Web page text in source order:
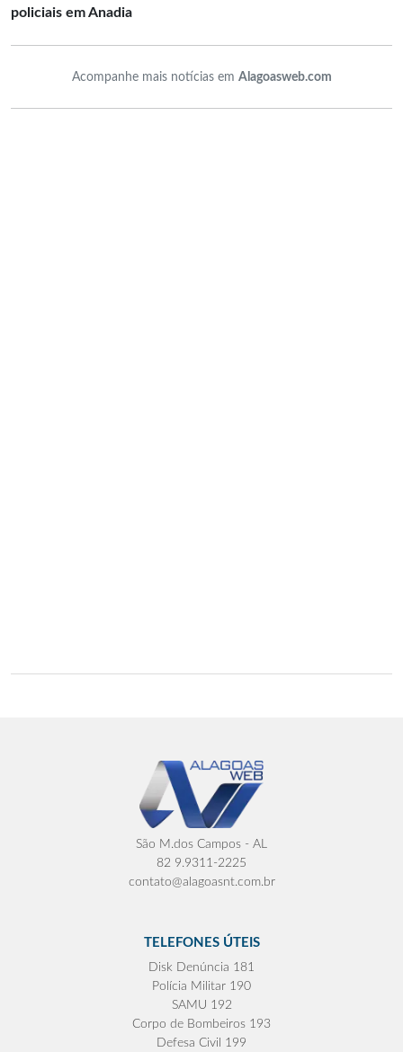
policiais em Anadia
Acompanhe mais notícias em Alagoasweb.com
São M.dos Campos - AL
82 9.9311-2225
contato@alagoasnt.com.br
TELEFONES ÚTEIS
Disk Denúncia 181
Polícia Militar 190
SAMU 192
Corpo de Bombeiros 193
Defesa Civil 199